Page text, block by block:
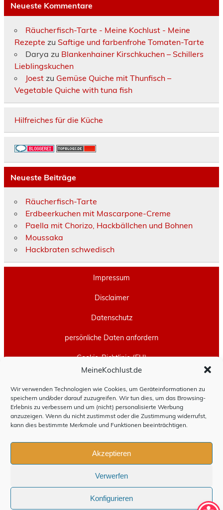
MeineKochlust.de
Wir verwenden Technologien wie Cookies, um Geräteinformationen zu
speichern und/oder darauf zuzugreifen. Wir tun dies, um das Browsing-
Erlebnis zu verbessern und um (nicht) personalisierte Werbung
anzuzeigen. Wenn du nicht zustimmst oder die Zustimmung widerrufst,
kann dies bestimmte Merkmale und Funktionen beeinträchtigen.
Akzeptieren
Verwerfen
Konfigurieren
Neueste Kommentare
Räucherfisch-Tarte - Meine Kochlust - Meine
Rezepte zu Saftige und farbenfrohe Tomaten-Tarte
Darya zu Blankenhainer Kirschkuchen – Schillers
Lieblingskuchen
Joestzu Gemüse Quiche mit Thunfisch –
Vegetable Quiche with tuna fish
Hilfreiches für die Küche
Neueste Beiträge
Räucherfisch-Tarte
Erdbeerkuchen mit Mascarpone-Creme
Paella mit Chorizo, Hackbällchen und Bohnen
Moussaka
Hackbraten schwedisch
Impressum
Disclaimer
Datenschutz
persönliche Daten anfordern
Cookie-Richtlinie (EU)